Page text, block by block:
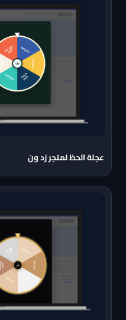
عجلة الحظ لمتجر زد ون